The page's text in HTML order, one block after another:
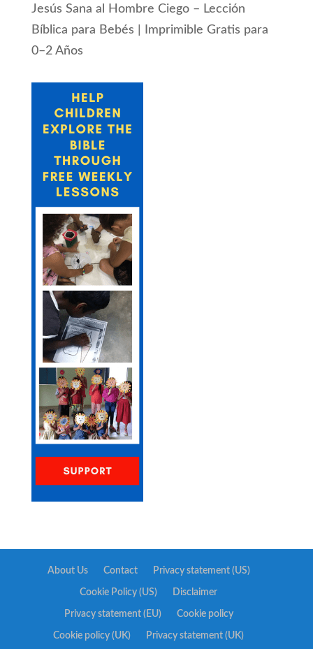
Jesús Sana al Hombre Ciego – Lección
Bíblica para Bebés | Imprimible Gratis para
0–2 Años
About Us Contact Privacy statement (US)
Cookie Policy (US) Disclaimer
Privacy statement (EU) Cookie policy
Cookie policy (UK) Privacy statement (UK)